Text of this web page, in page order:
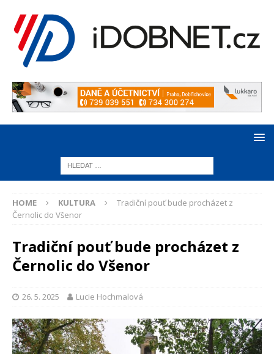
HOME KULTURA
Tradiční pouť bude procházet z
Černolic do Všenor
Tradiční pouť bude procházet z
Černolic do Všenor
26. 5. 2025 Lucie Hochmalová